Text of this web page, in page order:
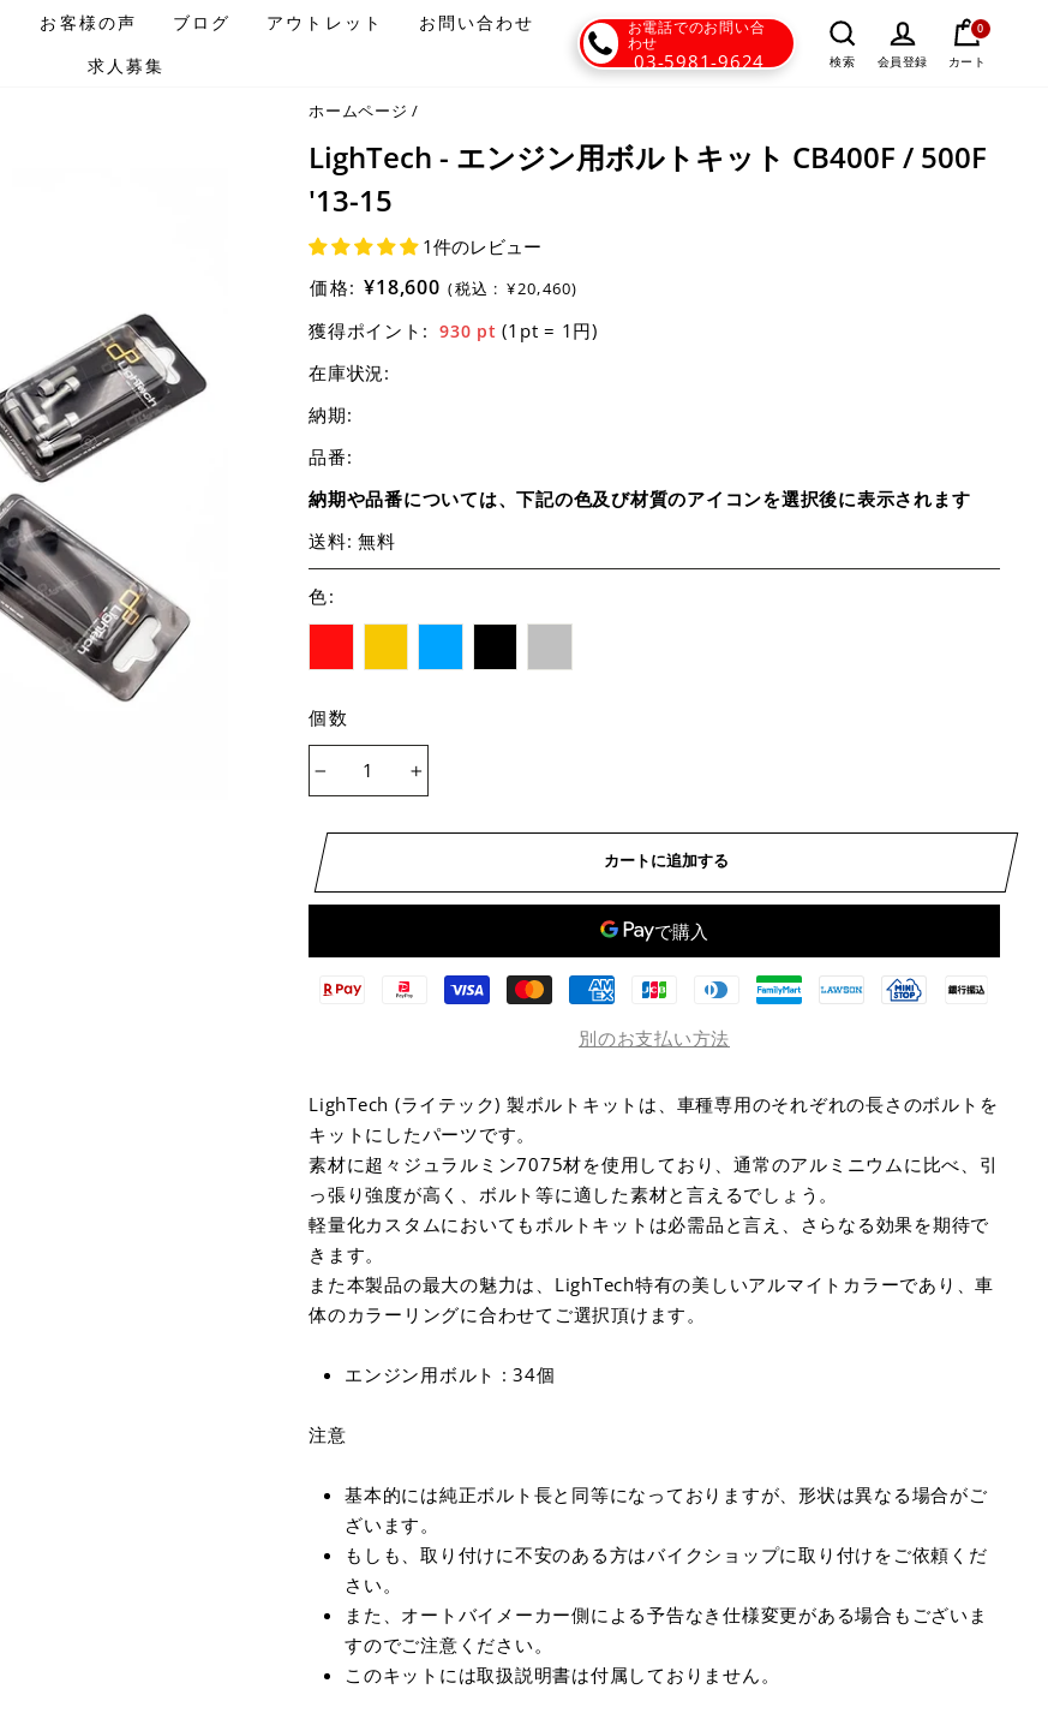
お客様の声 ブログ アウトレット
お問い合わせ
求人募集
お電話でのお問い合
わせ
03-5981-9624 検索 会員登録 カート
0
ホームページ /
LighTech - エンジン用ボルトキット CB400F / 500F
'13-15
1件のレビュー
価格: ¥18,600 (税込 : ¥20,460)
獲得ポイント: 930 pt(1pt = 1円)
在庫状況:
納期:
品番:
納期や品番については、下記の色及び材質のアイコンを選択後に表示されます
送料: 無料
色:
個数
カートに追加する
別のお支払い方法
LighTech (ライテック) 製ボルトキットは、車種専用のそれぞれの長さのボルトを
キットにしたパーツです。
素材に超々ジュラルミン7075材を使用しており、通常のアルミニウムに比べ、引
っ張り強度が高く、ボルト等に適した素材と言えるでしょう。
軽量化カスタムにおいてもボルトキットは必需品と言え、さらなる効果を期待で
きます。
また本製品の最大の魅力は、LighTech特有の美しいアルマイトカラーであり、車
体のカラーリングに合わせてご選択頂けます。
エンジン用ボルト : 34個
注意
基本的には純正ボルト長と同等になっておりますが、形状は異なる場合がご
ざいます。
もしも、取り付けに不安のある方はバイクショップに取り付けをご依頼くだ
さい。
また、オートバイメーカー側による予告なき仕様変更がある場合もございま
すのでご注意ください。
このキットには取扱説明書は付属しておりません。